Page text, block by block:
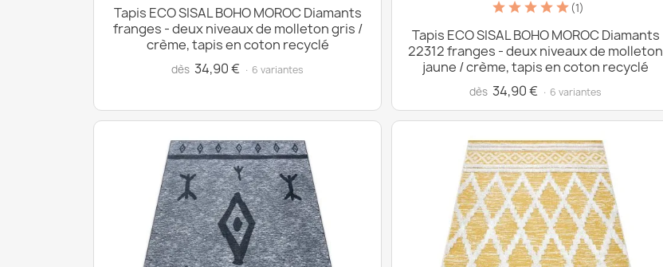
Tapis ECO SISAL BOHO MOROC Diamants
franges - deux niveaux de molleton gris /
crème, tapis en coton recyclé
dès 34,90 € · 6 variantes
(1)
Tapis ECO SISAL BOHO MOROC Diamants
22312 franges - deux niveaux de molleton
jaune / crème, tapis en coton recyclé
dès 34,90 € · 6 variantes